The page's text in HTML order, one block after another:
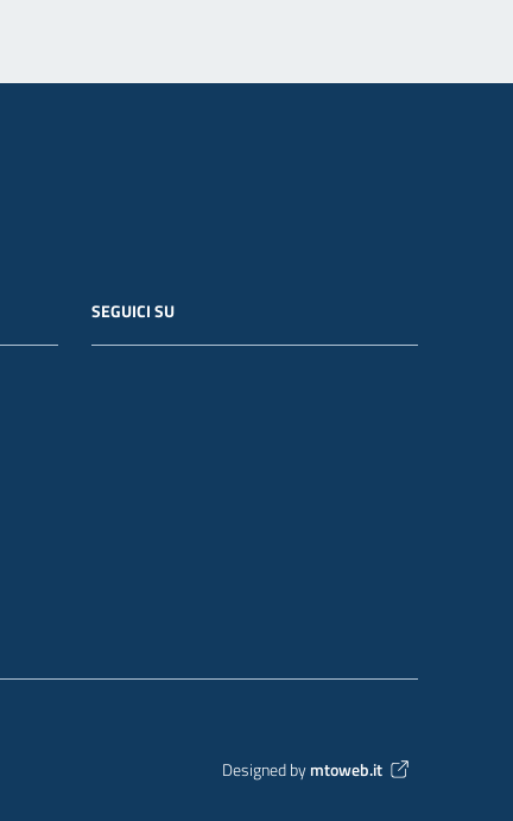
SEGUICI SU
Designed by mtoweb.it